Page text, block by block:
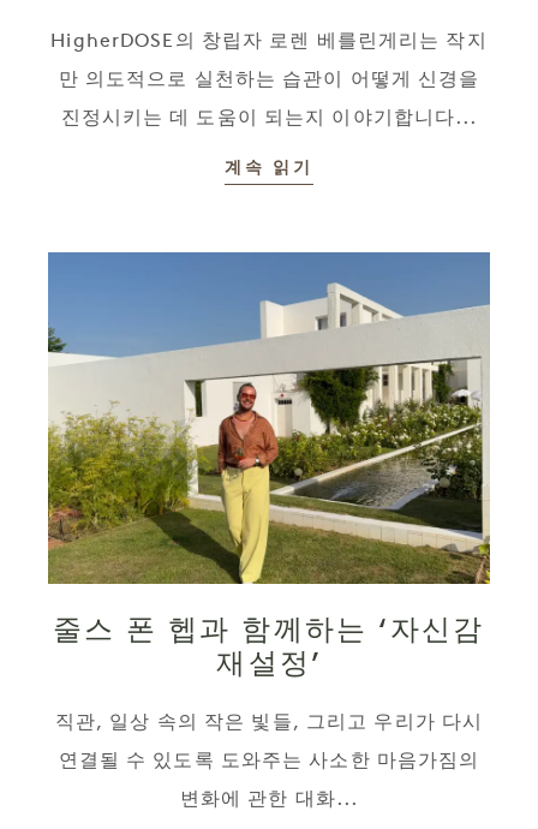
HigherDOSE의 창립자 로렌 베를린게리는 작지
만 의도적으로 실천하는 습관이 어떻게 신경을
진정시키는 데 도움이 되는지 이야기합니다...
계속 읽기
줄스 폰 헵과 함께하는 ‘자신감
재설정’
직관, 일상 속의 작은 빛들, 그리고 우리가 다시
연결될 수 있도록 도와주는 사소한 마음가짐의
변화에 관한 대화...